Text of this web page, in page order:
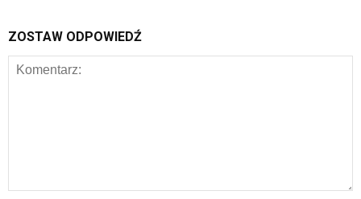
ZOSTAW ODPOWIEDŹ